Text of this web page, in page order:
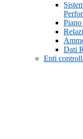
Dati
Enti